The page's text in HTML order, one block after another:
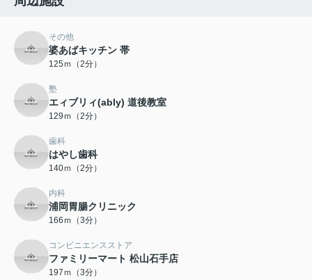
その他
婆あばキッチン 帯
125ｍ（2分）
塾
エィブリィ(ably) 道後教室
129ｍ（2分）
歯科
はやし歯科
140ｍ（2分）
内科
浦岡胃腸クリニック
166ｍ（3分）
コンビニエンスストア
ファミリーマート 松山石手店
197ｍ（3分）